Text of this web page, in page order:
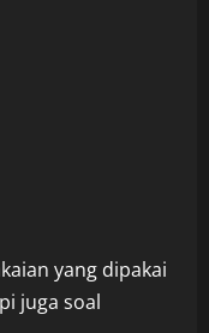
yang dipakai
juga soal